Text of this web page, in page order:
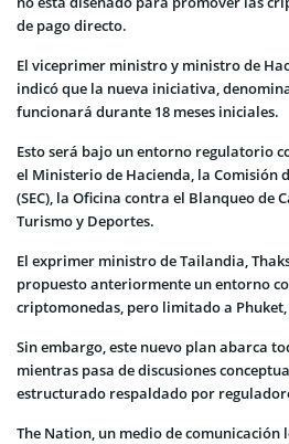
de pago directo.
El viceprimer ministro y ministro de
indicó que la nueva iniciativa,
funcionará durante 18 meses iniciales.
Esto será bajo un entorno regulatorio
el Ministerio de Hacienda, la Comisión
(SEC), la Oficina contra el Blanqueo de
Turismo y Deportes.
El exprimer ministro de Tailandia,
propuesto anteriormente un entorno
criptomonedas, pero limitado a
Sin embargo, este nuevo plan abarca
mientras pasa de discusiones
estructurado respaldado por
The Nation, un medio de comunicación